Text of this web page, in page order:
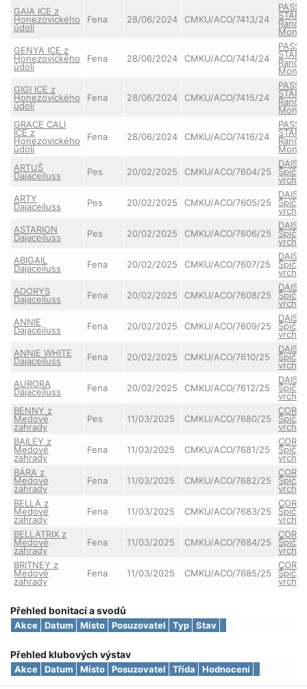
GAIA ICE z
Honezovického
údolí
Fena 28/06/2024 CMKU/ACO/7413/24 STAR
Ranče
GENYA ICE z
Honezovického
údolí
Fena 28/06/2024 CMKU/ACO/7414/24 STAR
Ranče
GIGI ICE z
Honezovického
údolí
Fena 28/06/2024 CMKU/ACO/7415/24 STAR
Ranče
GRACE CALI
ICE z
Honezovického
údolí
Fena 28/06/2024 CMKU/ACO/7416/24 STAR
Ranče
ARTUŠ
Dajaceiluss Pes 20/02/2025 CMKU/ACO/7604/25
vrchu
ARTY
Dajaceiluss Pes 20/02/2025 CMKU/ACO/7605/25
vrchu
ASTARION
Dajaceiluss Pes 20/02/2025 CMKU/ACO/7606/25
vrchu
ABIGAIL
Dajaceiluss Fena 20/02/2025 CMKU/ACO/7607/25
vrchu
ADORYS
Dajaceiluss Fena 20/02/2025 CMKU/ACO/7608/25
vrchu
ANNIE
Dajaceiluss Fena 20/02/2025 CMKU/ACO/7609/25
vrchu
ANNIE WHITE
Dajaceiluss Fena 20/02/2025 CMKU/ACO/7610/25
vrchu
AURORA
Dajaceiluss Fena 20/02/2025 CMKU/ACO/7612/25
vrchu
BENNY z
Medové
zahrady
Pes 11/03/2025 CMKU/ACO/7680/25
CORA
vrchu
BAILEY z
Medové
zahrady
Fena 11/03/2025 CMKU/ACO/7681/25
CORA
vrchu
BÁRA z
Medové
zahrady
Fena 11/03/2025 CMKU/ACO/7682/25
CORA
vrchu
BELLA z
Medové
zahrady
Fena 11/03/2025 CMKU/ACO/7683/25
CORA
vrchu
BELLATRIX z
Medové
zahrady
Fena 11/03/2025 CMKU/ACO/7684/25
CORA
vrchu
BRITNEY z
Medové
zahrady
Fena 11/03/2025 CMKU/ACO/7685/25
CORA
vrchu
Přehled bonitací a svodů
Akce Datum Místo Posuzovatel Typ Stav
Přehled klubových výstav
Akce Datum Místo Posuzovatel Třída Hodnocení